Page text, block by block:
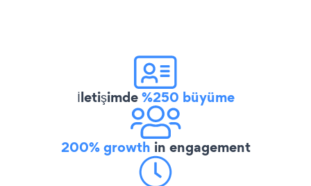
İletişimde%250 büyüme
200% growth in engagement